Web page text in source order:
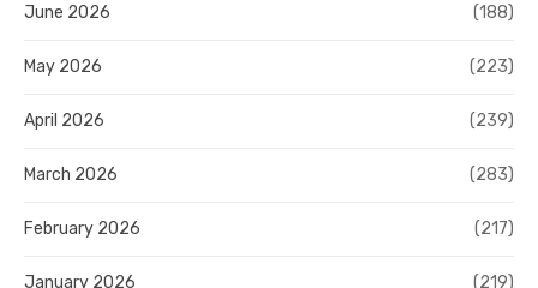
June 2026 (188)
May 2026 (223)
April 2026 (239)
March 2026 (283)
February 2026 (217)
January 2026 (219)